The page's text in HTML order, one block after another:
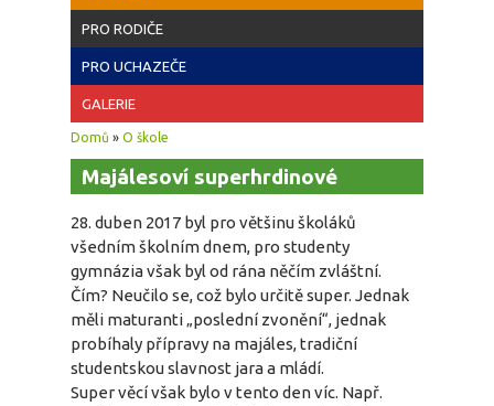
PRO RODIČE
PRO UCHAZEČE
GALERIE
Jste zde
Domů » O škole
Majálesoví superhrdinové
28. duben 2017 byl pro většinu školáků
všedním školním dnem, pro studenty
gymnázia však byl od rána něčím zvláštní.
Čím? Neučilo se, což bylo určitě super. Jednak
měli maturanti „poslední zvonění“, jednak
probíhaly přípravy na majáles, tradiční
studentskou slavnost jara a mládí.
Super věcí však bylo v tento den víc. Např.